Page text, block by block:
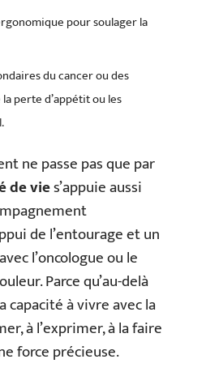
pour soulager la
du cancer ou des
perte d’appétit ou les
ne passe pas que par
de vies’appuie aussi
de l’entourage et un
l’oncologue ou le
Parce qu’au-delà
à vivre avec la
à l’exprimer, à la faire
force précieuse.